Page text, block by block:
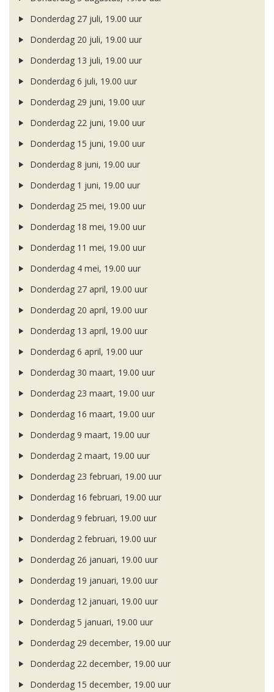
Donderdag 27 juli, 19.00 uur
Donderdag 20 juli, 19.00 uur
Donderdag 13 juli, 19.00 uur
Donderdag 6 juli, 19.00 uur
Donderdag 29 juni, 19.00 uur
Donderdag 22 juni, 19.00 uur
Donderdag 15 juni, 19.00 uur
Donderdag 8 juni, 19.00 uur
Donderdag 1 juni, 19.00 uur
Donderdag 25 mei, 19.00 uur
Donderdag 18 mei, 19.00 uur
Donderdag 11 mei, 19.00 uur
Donderdag 4 mei, 19.00 uur
Donderdag 27 april, 19.00 uur
Donderdag 20 april, 19.00 uur
Donderdag 13 april, 19.00 uur
Donderdag 6 april, 19.00 uur
Donderdag 30 maart, 19.00 uur
Donderdag 23 maart, 19.00 uur
Donderdag 16 maart, 19.00 uur
Donderdag 9 maart, 19.00 uur
Donderdag 2 maart, 19.00 uur
Donderdag 23 februari, 19.00 uur
Donderdag 16 februari, 19.00 uur
Donderdag 9 februari, 19.00 uur
Donderdag 2 februari, 19.00 uur
Donderdag 26 januari, 19.00 uur
Donderdag 19 januari, 19.00 uur
Donderdag 12 januari, 19.00 uur
Donderdag 5 januari, 19.00 uur
Donderdag 29 december, 19.00 uur
Donderdag 22 december, 19.00 uur
Donderdag 15 december, 19.00 uur